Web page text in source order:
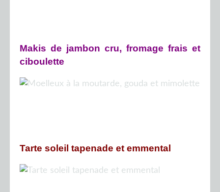
Makis de jambon cru, fromage frais et
ciboulette
Tarte soleil tapenade et emmental